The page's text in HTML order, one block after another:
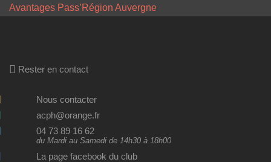
Avantages Pass’Région Auvergne
Rester en contact
Nous contacter
acph@orange.fr
04 73 89 16 62
du Mardi au Samedi de 14h30 à 18h00
La page facebook du club